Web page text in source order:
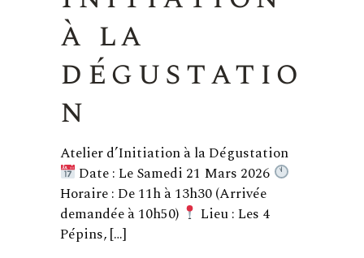
à la
dégustatio
n
Atelier d’Initiation à la Dégustation
Date : Le Samedi 21 Mars 2026
Horaire : De 11h à 13h30 (Arrivée
demandée à 10h50)
Lieu : Les 4
Pépins, […]